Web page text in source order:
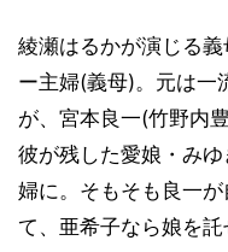
綾瀬はるかが演じる
ー主婦(義母)。元は一
が、宮本良一(竹野内
彼が残した愛娘・み
婦に。そもそも良一
て、亜希子なら娘を